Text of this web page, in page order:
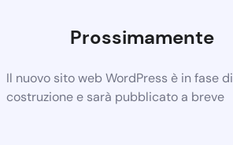
Prossimamente
Il nuovo sito web WordPress è in fase di
costruzione e sarà pubblicato a breve